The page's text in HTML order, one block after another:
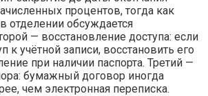
процентов, тогда как
отделении обсуждается
— восстановление доступа: если
к учётной записи, восстановить его
при наличии паспорта. Третий —
бумажный договор иногда
чем электронная переписка.